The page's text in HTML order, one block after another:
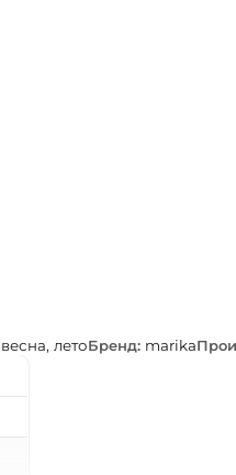
весна, летоБренд: marika